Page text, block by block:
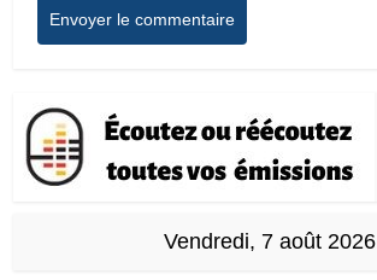
Vendredi, 7 août 2026